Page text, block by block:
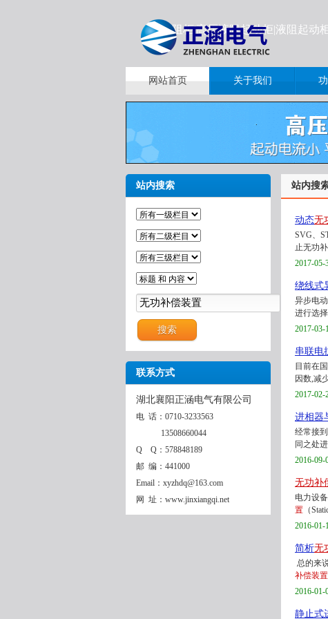
液阻柜|高压液阻起动柜|液阻起动
网站首页 关于我们
站内搜索
联系方式
湖北襄阳正涵电气有限公司
电 话：0710-3233563
13508660044
Q Q：578848189
邮 编：441000
Email：xyzhdq@163.com
网 址：www.jinxiangqi.net
站内搜
动态无
SVG、
止无功
2017-05-
绕线式
异步电
进行选
2017-03-
串联电
目前在
因数,减
2017-02-
进相器
经常接
同之处
2016-09-
无功补
电力设
置 （
2016-01-
简析无
总的来
补偿装置
2016-01-
静止式